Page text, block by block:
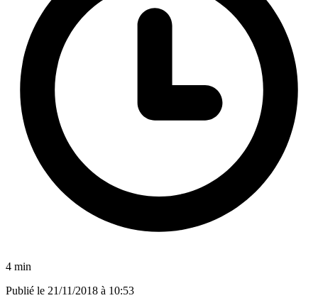
4 min
Publié le 21/11/2018 à 10:53